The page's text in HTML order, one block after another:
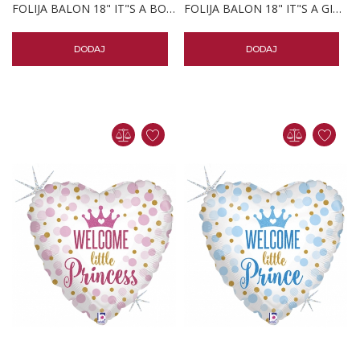
FOLIJA BALON 18" IT"S A BOY PAVI GLITTER
DODAJ
FOLIJA BALON 18" IT"S A GIRL ROZI GLITTER
DODAJ